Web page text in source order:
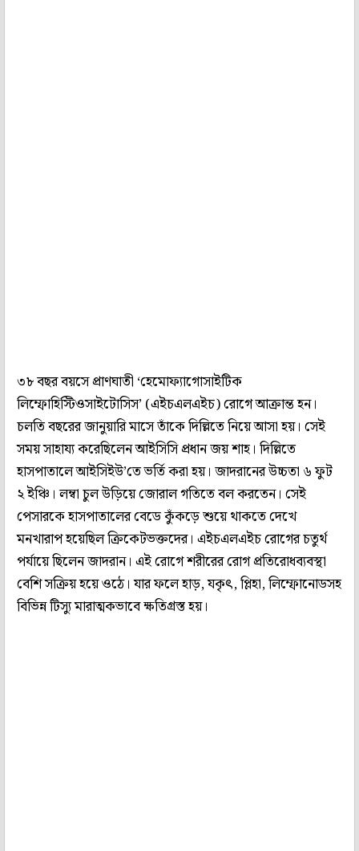
৩৮ বছর বয়সে প্রাণঘাতী ‘হেমোফ্যাগোসাইটিক
লিম্ফোহিস্টিওসাইটোসিস’ (এইচএলএইচ) রোগে আক্রান্ত হন।
চলতি বছরের জানুয়ারি মাসে তাঁকে দিল্লিতে নিয়ে আসা হয়। সেই
সময় সাহায্য করেছিলেন আইসিসি প্রধান জয় শাহ। দিল্লিতে
হাসপাতালে আইসিইউ’তে ভর্তি করা হয়। জাদরানের উচ্চতা ৬ ফুট
২ ইঞ্চি। লম্বা চুল উড়িয়ে জোরাল গতিতে বল করতেন। সেই
পেসারকে হাসপাতালের বেডে কুঁকড়ে শুয়ে থাকতে দেখে
মনখারাপ হয়েছিল ক্রিকেটভক্তদের। এইচএলএইচ রোগের চতুর্থ
পর্যায়ে ছিলেন জাদরান। এই রোগে শরীরের রোগ প্রতিরোধব্যবস্থা
বেশি সক্রিয় হয়ে ওঠে। যার ফলে হাড়, যকৃৎ, প্লিহা, লিম্ফোনোডসহ
বিভিন্ন টিস্যু মারাত্মকভাবে ক্ষতিগ্রস্ত হয়।